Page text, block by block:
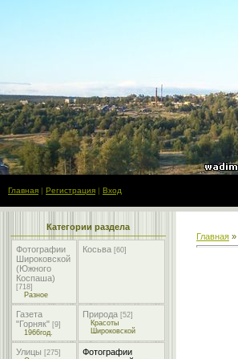
Главная | Регистрация | Вход
Категории раздела
Фотографии
Широковской
(Южного
Коспаша)
[718]
Разное
Косьва [60]
Газета
"Горняк" [9]
1966год.
Природа [52]
Красоты
Широковской
Улицы [275]
Фотографии
Главная »